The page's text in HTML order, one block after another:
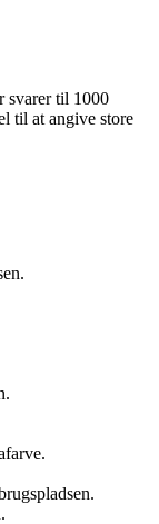
svarer til 1000
til at angive store